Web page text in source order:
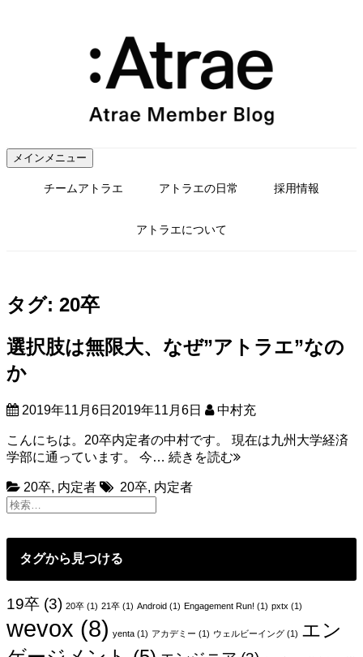
ッ
プ
メインメニュー
チームアトラエ アトラエの日常 採用情報
アトラエについて
タグ: 20卒
選択肢は無限大、なぜ”アトラエ”なの
か
2019年11月6日 2019年11月6日 中村充
こんにちは。20卒内定者の中村です。 現在は九州大学経済
学部に通っています。 今… 続きを読む選
限
ト
20卒, 内定者 20卒, 内定者
タグから見つける
19卒 (3) 20卒 (1) 21卒 (1) Android (1) Engagement Run! (1) pxtx (1)
wevox (8) yenta (1) アカデミー (1) ウェルビーイング (1) エン